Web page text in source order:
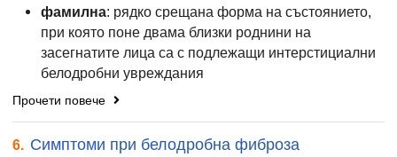
фамилна: рядко срещана форма на състоянието,
при която поне двама близки роднини на
засегнатите лица са с подлежащи интерстициални
белодробни увреждания
Прочети повече
6. Симптоми при белодробна фиброза